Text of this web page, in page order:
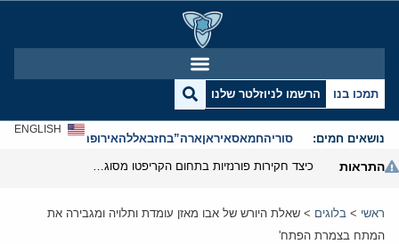
תמכו בנו הרשמו לניוזלטר שלנו
נושאים חמים: סוריהחמאסאיראןארה”בחזבאללהאירופהאנטישמיות
ENGLISH
התראות
ראשי > בלוגים > שאלת היורש של אבו מאזן עומדת ותלויה ומגבירה את
המתח בצמרת הפתח'